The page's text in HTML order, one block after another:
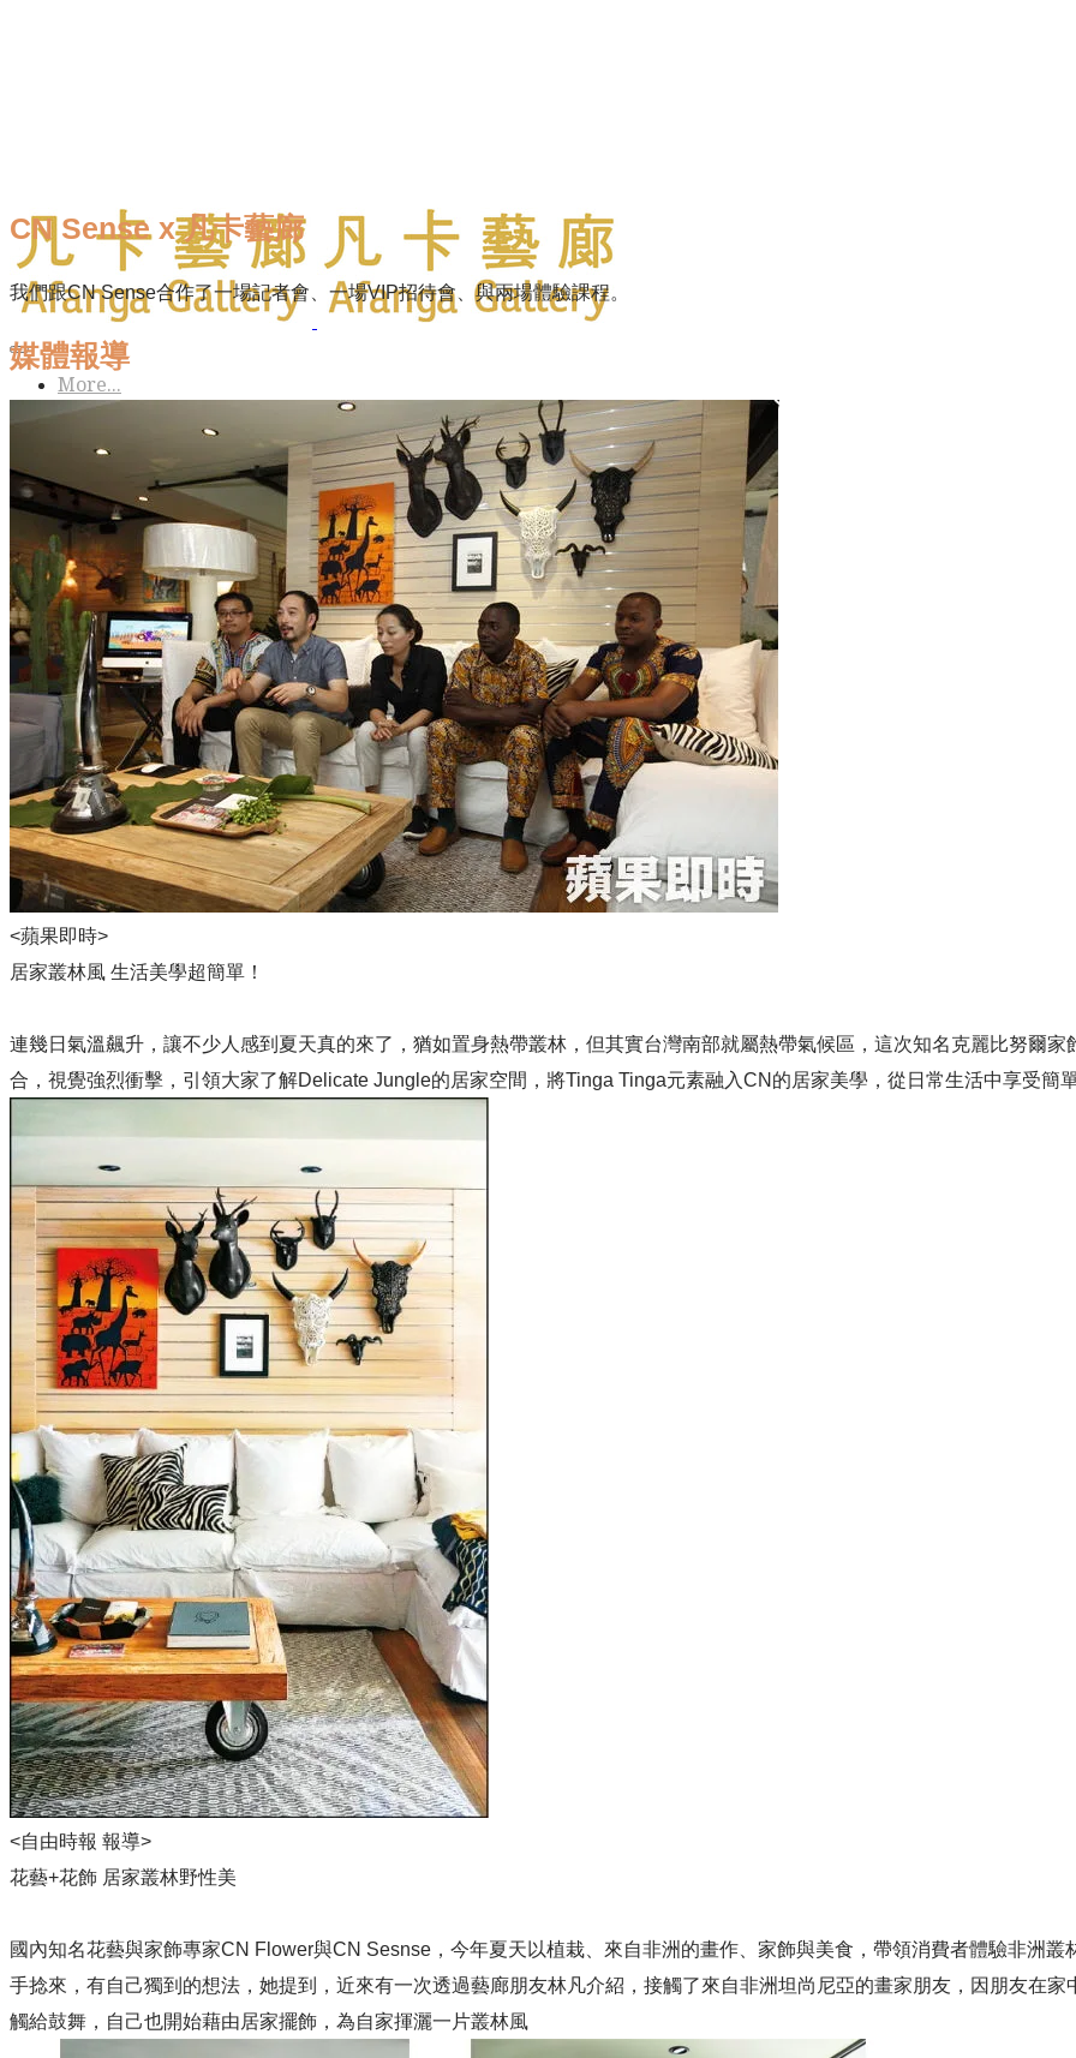
More...
CN Sense x 凡卡藝廊
我們跟CN Sense合作了一場記者會、一場VIP招待會、與兩場體驗課程。
媒體報導
<蘋果即時>
居家叢林風 生活美學超簡單！
連幾日氣溫飆升，讓不少人感到夏天真的來了，猶如置身熱帶叢林，但其實台灣南部就屬熱帶氣候區，這次知名克麗比努爾
合，視覺強烈衝擊，引領大家了解Delicate Jungle的居家空間，將Tinga Tinga元素融入CN的居家美學，從日常生活中享受簡
<自由時報 報導>
花藝+花飾 居家叢林野性美
國內知名花藝與家飾專家CN Flower與CN Sesnse，今年夏天以植栽、來自非洲的畫作、家飾與美食，帶領消費者體驗非洲
手捻來，有自己獨到的想法，她提到，近來有一次透過藝廊朋友林凡介紹，接觸了來自非洲坦尚尼亞的畫家朋友，因朋友在
觸給鼓舞，自己也開始藉由居家擺飾，為自家揮灑一片叢林風